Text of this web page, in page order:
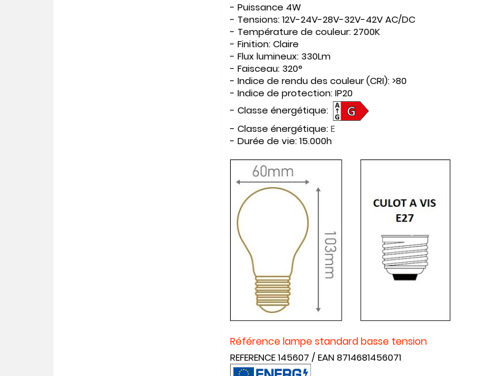
- Puissance 4W
- Tensions:12V-24V-28V-32V-42V AC/DC
- Température de couleur:2700K
- Finition:Claire
- Flux lumineux: 330Lm
- Faisceau: 320°
- Indice de rendu des couleur (CRI):>80
- Indice de protection: IP20
- Classe énergétique:
- Classe énergétique: E
- Durée de vie:15.000h
Référence lampe standard basse tension
REFERENCE 145607 / EAN8714681456071